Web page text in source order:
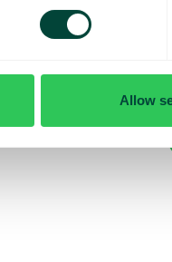
Allow
vos coûts quotidiens
prédéterminé. Une fois
et avez la possibilité